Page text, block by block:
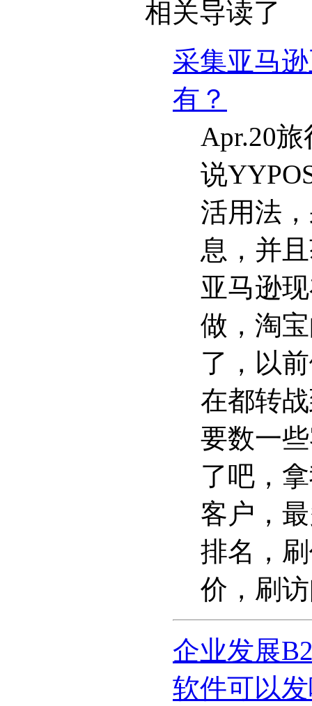
相关导读了
采集亚马
有？
Apr.20
说
活用法
息，并
亚马逊
做，淘
了，以
在都转
要数一
了吧，
客户，
排名，
价，刷
企业发展
软件可以